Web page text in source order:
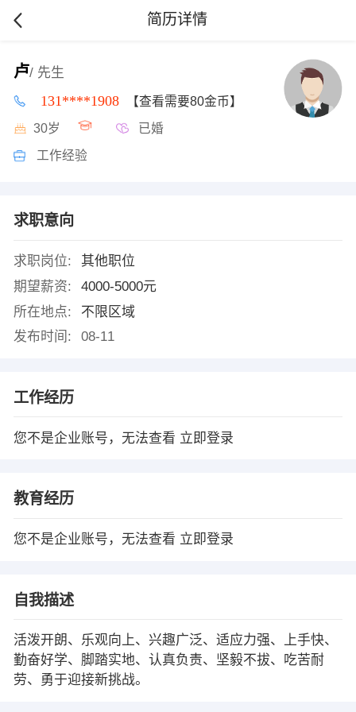
简历详情
卢/ 先生
131****1908 【查看需要80金币】
30岁 已婚
工作经验
求职意向
求职岗位:
其他职位
期望薪资:
4000-5000元
所在地点:
不限区域
发布时间:
08-11
工作经历
您不是企业账号，无法查看 立即登录
教育经历
您不是企业账号，无法查看 立即登录
自我描述
活泼开朗、乐观向上、兴趣广泛、适应力强、上手快、
勤奋好学、脚踏实地、认真负责、坚毅不拔、吃苦耐
劳、勇于迎接新挑战。